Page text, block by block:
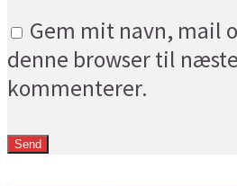
Gem mit navn, mail
denne browser til
kommenterer.